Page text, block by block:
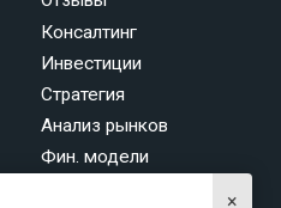
Консалтинг
Инвестиции
Стратегия
Анализ рынков
Фин. модели
×